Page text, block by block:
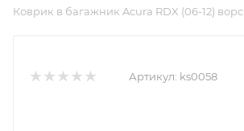
Коврик в багажник Acura RDX (06-12) ворс
Артикул: ks0058